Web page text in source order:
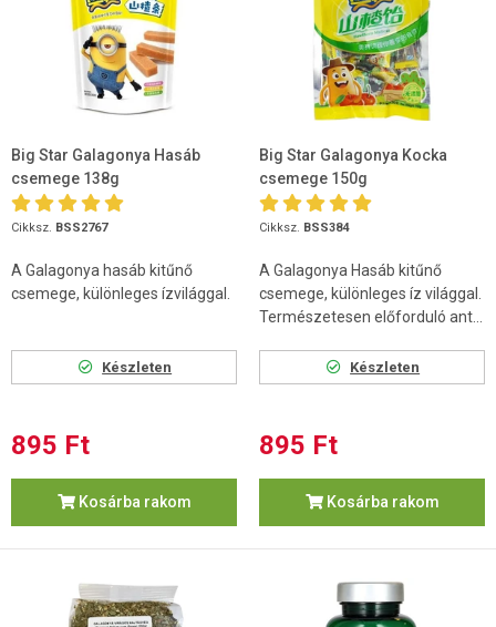
Big Star Galagonya Hasáb
csemege 138g
Cikksz. BSS2767
A Galagonya hasáb kitűnő
csemege, különleges ízvilággal.
Készleten
895 Ft
Kosárba rakom
Big Star Galagonya Kocka
csemege 150g
Cikksz. BSS384
A Galagonya Hasáb kitűnő
csemege, különleges íz világgal.
Természetesen előforduló ant...
Készleten
895 Ft
Kosárba rakom